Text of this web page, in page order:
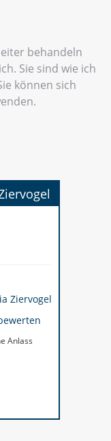
behandeln
Sie sind wie ich
können sich
Ziervogel
Anlass